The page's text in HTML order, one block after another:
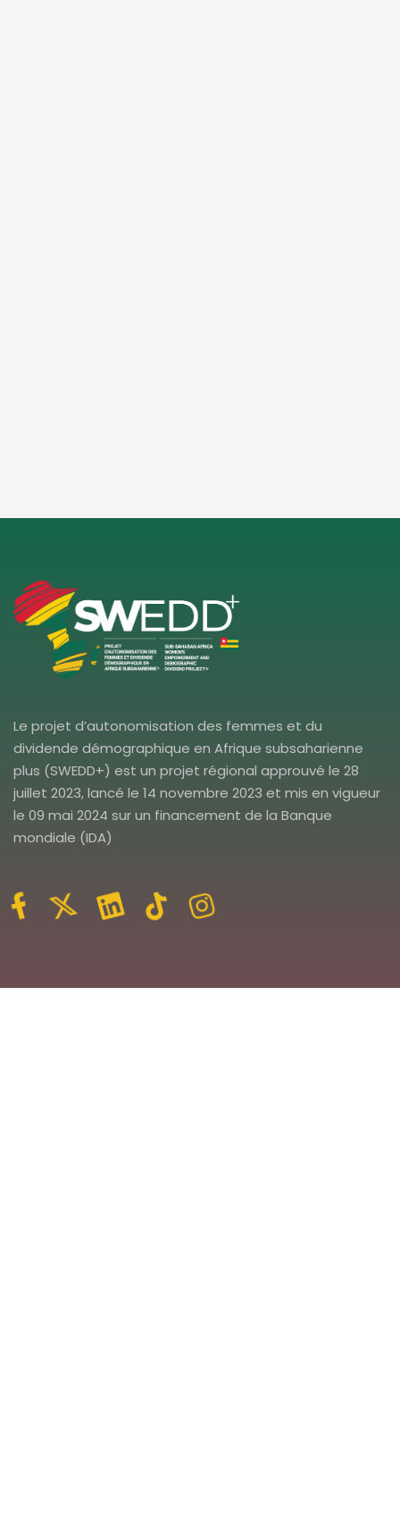
Le projet d’autonomisation des femmes et du
dividende démographique en Afrique subsaharienne
plus (SWEDD+) est un projet régional approuvé le 28
juillet 2023, lancé le 14 novembre 2023 et mis en vigueur
le 09 mai 2024 sur un financement de la Banque
mondiale (IDA)